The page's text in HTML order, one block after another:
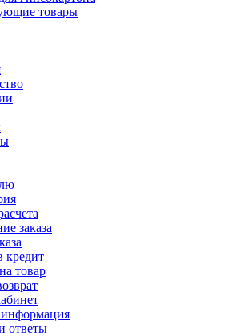
товары
заказа
кредит
товар
ответы